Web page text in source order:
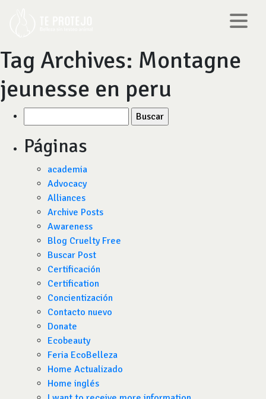
Tag Archives: Montagne
jeunesse en peru
por:
Páginas
academia
Advocacy
Alliances
Archive Posts
Awareness
Blog Cruelty Free
Buscar Post
Certificación
Certification
Concientización
Contacto nuevo
Donate
Ecobeauty
Feria EcoBelleza
Home Actualizado
Home inglés